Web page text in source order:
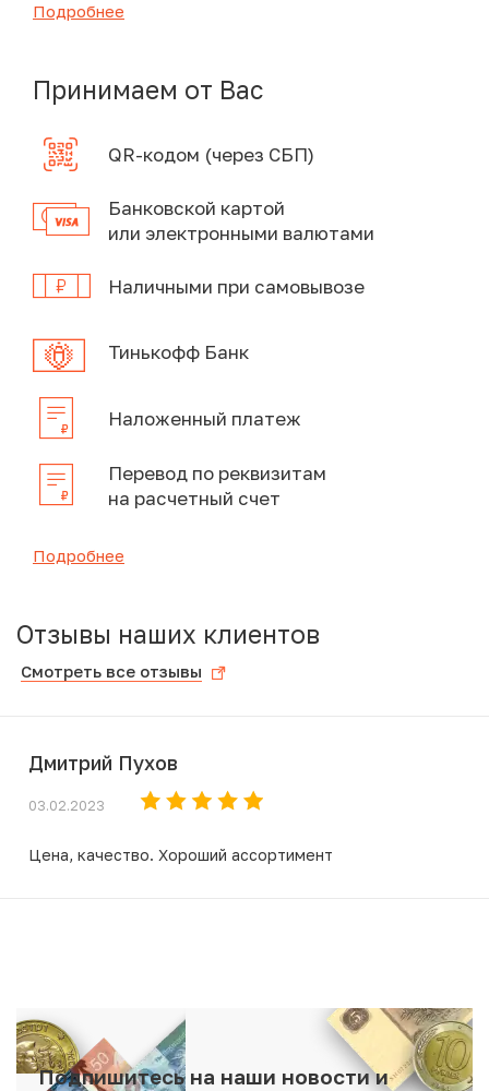
Подробнее
Принимаем от Вас
QR-кодом (через СБП)
Банковской картой
или электронными валютами
Наличными при самовывозе
Тинькофф Банк
Наложенный платеж
Перевод по реквизитам
на расчетный счет
Подробнее
Отзывы наших клиентов
Смотреть все отзывы
Дмитрий Пухов
03.02.2023
Цена, качество. Хороший ассортимент
Подпишитесь на наши новости и